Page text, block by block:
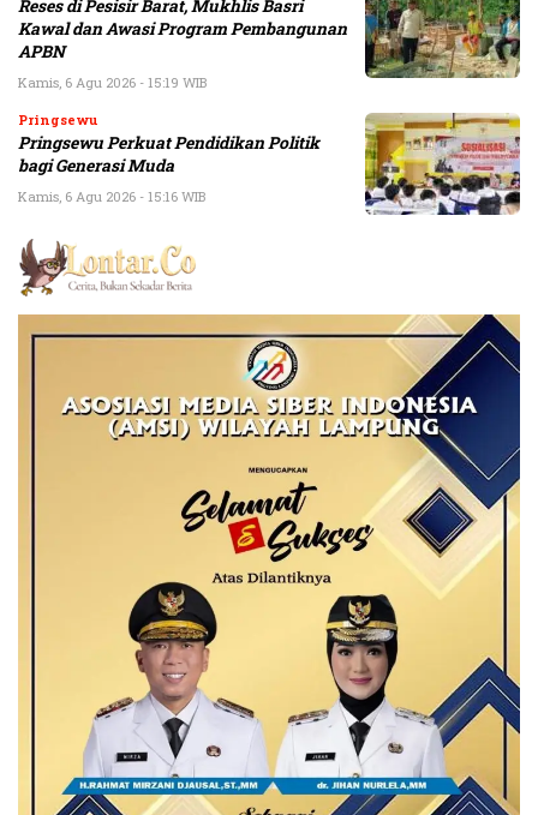
Reses di Pesisir Barat, Mukhlis Basri
Kawal dan Awasi Program Pembangunan
APBN
Kamis, 6 Agu 2026 - 15:19 WIB
Pringsewu
Pringsewu Perkuat Pendidikan Politik
bagi Generasi Muda
Kamis, 6 Agu 2026 - 15:16 WIB